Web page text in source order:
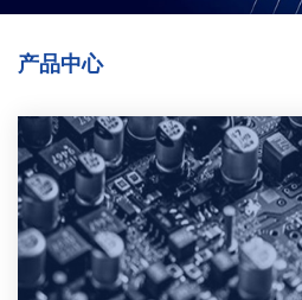
产品中心